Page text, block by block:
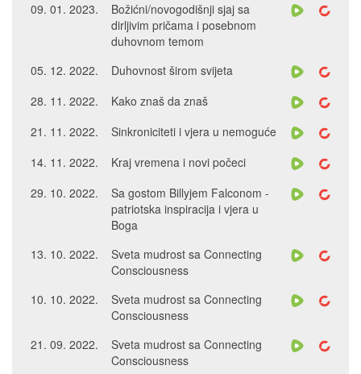
09. 01. 2023.
Božićni/novogodišnji sjaj sa
dirljivim pričama i posebnom
duhovnom temom
05. 12. 2022.
Duhovnost širom svijeta
28. 11. 2022.
Kako znaš da znaš
21. 11. 2022.
Sinkroniciteti i vjera u nemoguće
14. 11. 2022.
Kraj vremena i novi počeci
29. 10. 2022.
Sa gostom Billyjem Falconom -
patriotska inspiracija i vjera u
Boga
13. 10. 2022.
Sveta mudrost sa Connecting
Consciousness
10. 10. 2022.
Sveta mudrost sa Connecting
Consciousness
21. 09. 2022.
Sveta mudrost sa Connecting
Consciousness